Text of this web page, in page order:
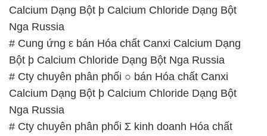
Calcium Dạng Bột þ Calcium Chloride Dạng Bột
Nga Russia
# Cung ứng ε bán Hóa chất Canxi Calcium Dạng
Bột þ Calcium Chloride Dạng Bột Nga Russia
# Cty chuyên phân phối ○ bán Hóa chất Canxi
Calcium Dạng Bột þ Calcium Chloride Dạng Bột
Nga Russia
# Cty chuyên phân phối Σ kinh doanh Hóa chất